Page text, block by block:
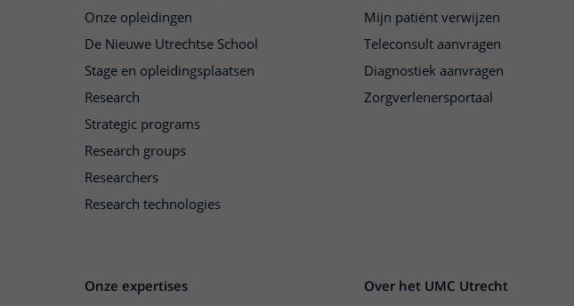
Onze opleidingen
De Nieuwe Utrechtse School
Stage en opleidingsplaatsen
Research
Strategic programs
Research groups
Researchers
Research technologies
Mijn patiënt verwijzen
Teleconsult aanvragen
Diagnostiek aanvragen
Zorgverlenersportaal
Onze expertises
Over het UMC Utrecht